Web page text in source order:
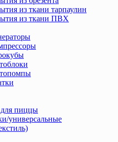
из ткани тарпаулин
из ткани ПВХ
пиццы
универсальные